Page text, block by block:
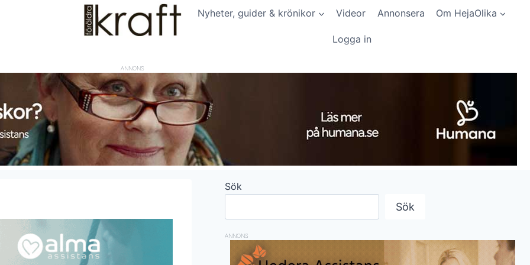
Nyheter, guider & krönikor Videor Annonsera Om HejaOlika
Logga in
ANNONS
Sök
Sök
ANNONS